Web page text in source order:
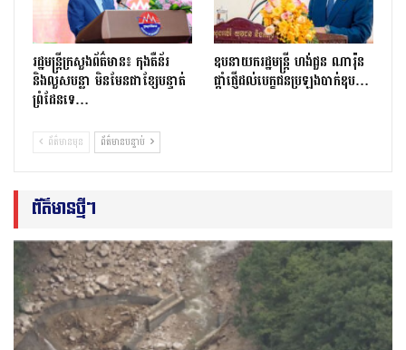
រដ្ឋមន្ត្រីក្រសួងព័ត៌មាន៖ កុងតឺន័រ
និងលួសបន្លា មិនមែនជាខ្សែបន្ទាត់
ព្រំដែនទេ…
ឧបនាយករដ្ឋមន្ត្រី ហង់ជួន ណារ៉ុន
ផ្តាំផ្ញើដល់បេក្ខជនប្រឡងបាក់ឌុប…
ព័ត៌មានមុន ព័ត៌មានបន្ទាប់
ព័ត៌មានថ្មីៗ